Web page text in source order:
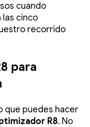
cuando
las cinco
recorrido
para
que puedes hacer
R8. No